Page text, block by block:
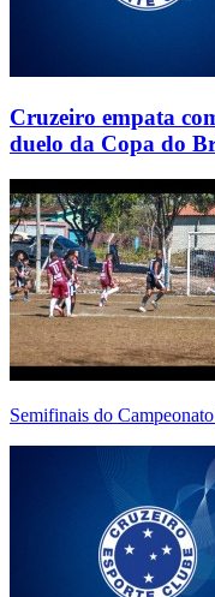
Cruzeiro empata
duelo da Copa do
Semifinais do